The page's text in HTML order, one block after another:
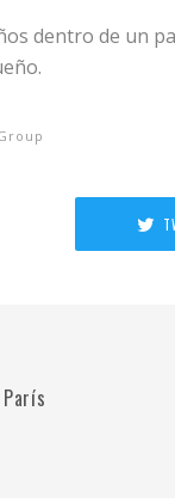
dentro de un